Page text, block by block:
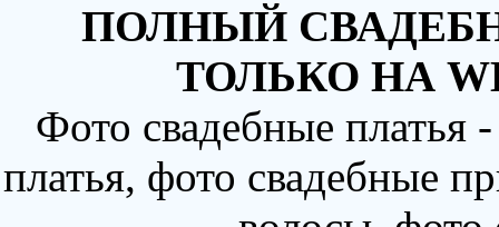
ПОЛНЫЙ
ТОЛЬКО НА
Фото свадебные
платья, фото свадебные